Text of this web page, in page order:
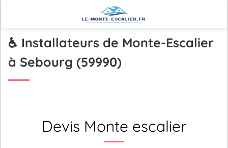
♿ Installateurs de Monte-Escalier
à Sebourg (59990)
Devis Monte escalier